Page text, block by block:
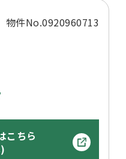
物件No.0920960713
こちら